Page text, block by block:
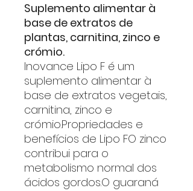
Suplemento alimentar à
base de extratos de
plantas, carnitina, zinco e
crómio.
Inovance Lipo F é um
suplemento alimentar à
base de extratos vegetais,
carnitina, zinco e
crómio.Propriedades e
benefícios de Lipo FO zinco
contribui para o
metabolismo normal dos
ácidos gordos.O guaraná